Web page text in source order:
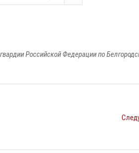
Российской Федерации по